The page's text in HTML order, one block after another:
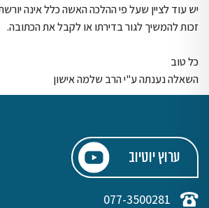
יש עוד לציין שעל פי ההלכה האשה כלל אינה
זכות להמשיך לגור בדירתו או לקבל את הכתובה.
כל טוב
השאלה נענתה ע"י הרב שלמה אישון
ערוץ יוטיוב
077-3500281